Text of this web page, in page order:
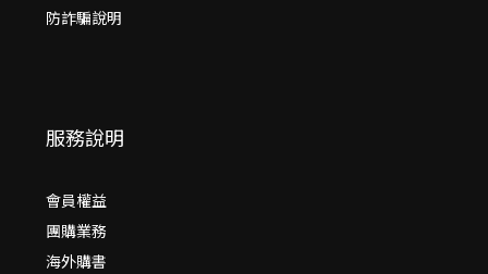
防詐騙說明
服務說明
會員權益
團購業務
海外購書